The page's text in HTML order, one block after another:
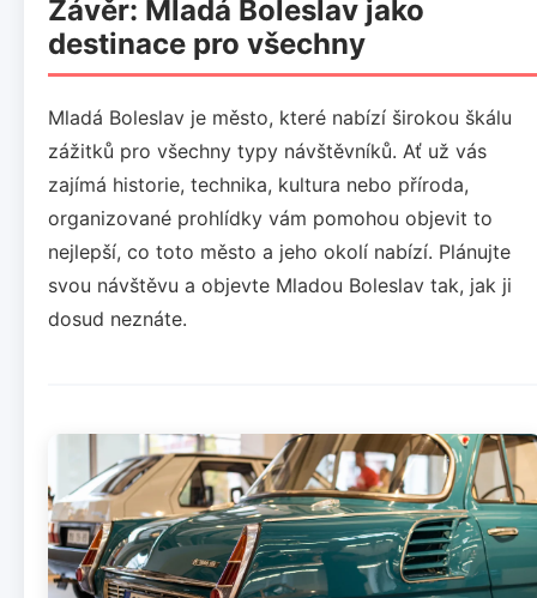
Závěr: Mladá Boleslav jako
destinace pro všechny
Mladá Boleslav je město, které nabízí širokou škálu
zážitků pro všechny typy návštěvníků. Ať už vás
zajímá historie, technika, kultura nebo příroda,
organizované prohlídky vám pomohou objevit to
nejlepší, co toto město a jeho okolí nabízí. Plánujte
svou návštěvu a objevte Mladou Boleslav tak, jak ji
dosud neznáte.